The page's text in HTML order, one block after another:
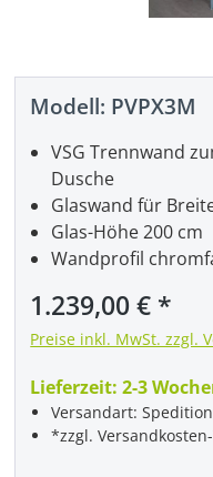
Modell: PVPX3M
Regulärer Preis:
1.239,00 €
Preise inkl. MwSt. zzgl.
Lieferzeit: 2-3
Versandart: Spedition
*zzgl.
VSG Trennwand
Dusche
Glaswand für
Glas-Höhe 200 cm
Wandprofil